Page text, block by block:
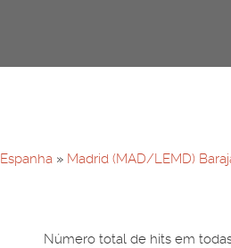
Espanha » Madrid (MAD/LEMD)
Número total de hits em todas